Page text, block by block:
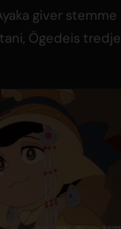
giver stemme
Ögedeis tredje